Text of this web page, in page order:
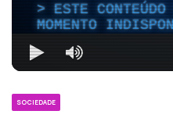
ESTE
MOMENTO
SOCIEDADE